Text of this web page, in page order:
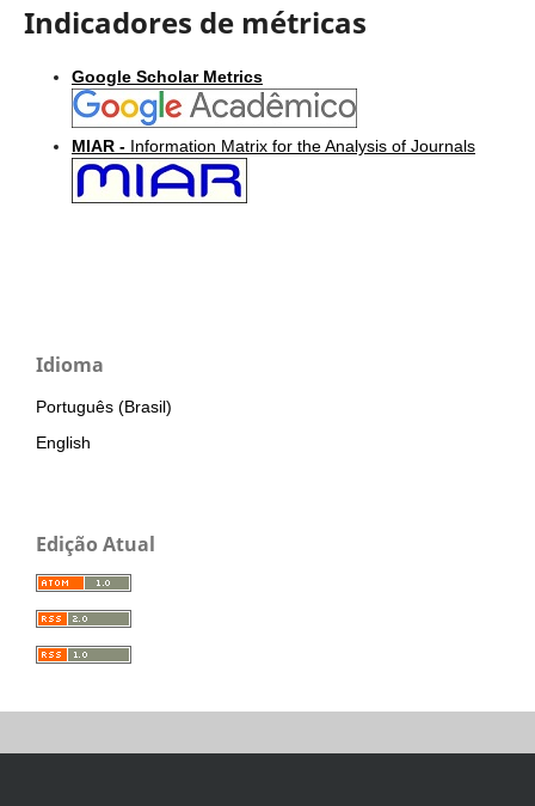
Indicadores de métricas
Google Scholar Metrics
MIAR - Information Matrix for the Analysis of Journals
Idioma
Português (Brasil)
English
Edição Atual